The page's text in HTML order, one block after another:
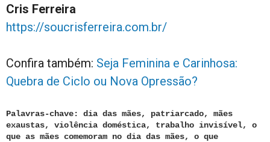
Cris Ferreira
https://soucrisferreira.com.br/
Confira também: Seja Feminina e Carinhosa:
Quebra de Ciclo ou Nova Opressão?
Palavras-chave: dia das mães, patriarcado, mães
exaustas, violência doméstica, trabalho invisível, o
que as mães comemoram no dia das mães, o que